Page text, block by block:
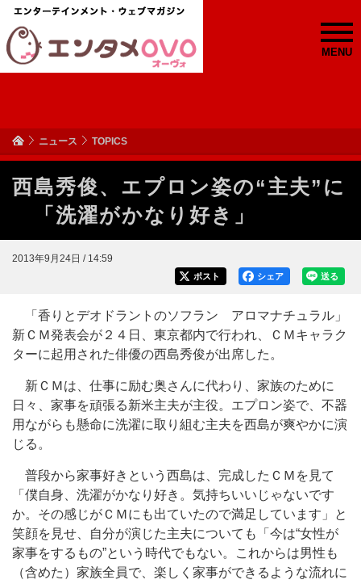
MENU
ニュース TOPICS
西島秀俊、エプロン姿の“主夫”に
「洗濯がかなり好き」
2013年9月24日 / 14:59
送る
シェア
ポスト
「香りとデオドラントのソフラン アロマナチュラル」
新ＣＭ発表会が２４日、東京都内で行われ、ＣＭキャラク
ターに起用された俳優の西島秀俊が出席した。
新ＣＭは、仕事に励む奥さんに代わり、家族のために
日々、家事を頑張る新米主夫が主役。エプロン姿で、不器
用ながらも懸命に洗濯に取り組む主夫を西島が爽やかに演
じる。
普段から家事好きという西島は、完成したＣＭを見て
「僕自身、洗濯がかなり好き。気持ちいいじゃないです
か。その感じがＣＭにも出ていたので満足しています」と
笑顔を見せ、自分が演じた主夫についても「今は“女性が
家事をするもの”という時代でもない。これからは男性も
（含めた）家族全員で、楽しく家事ができるような流れに